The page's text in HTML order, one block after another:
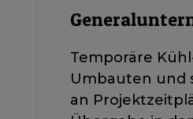
Temporäre
Umbauten und
an